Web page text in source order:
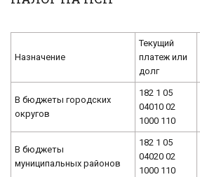
Назначение
Текущий
платеж или
долг
В бюджеты городских
округов
182 1 05
04010 02
1000 110
В бюджеты
муниципальных районов
182 1 05
04020 02
1000 110